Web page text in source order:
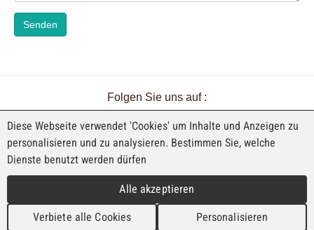
Senden
Folgen Sie uns auf :
EINE AUSSTELLUNG VON FAJI SA
Rue Industrielle 98
CH-2740 Moutier
T. +41 (0)32 492 70 10
Diese Webseite verwendet 'Cookies' um Inhalte und Anzeigen zu
personalisieren und zu analysieren. Bestimmen Sie, welche
Dienste benutzt werden dürfen
Alle akzeptieren
Verbiete alle Cookies Personalisieren